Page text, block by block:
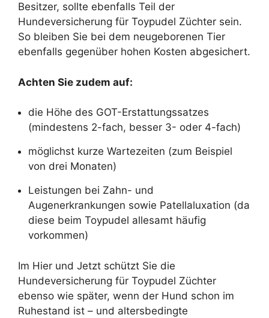
Besitzer, sollte ebenfalls Teil der
Hundeversicherung für Toypudel Züchter sein.
So bleiben Sie bei dem neugeborenen Tier
ebenfalls gegenüber hohen Kosten abgesichert.
Achten Sie zudem auf:
die Höhe des GOT-Erstattungssatzes
(mindestens 2-fach, besser 3- oder 4-fach)
möglichst kurze Wartezeiten (zum Beispiel
von drei Monaten)
Leistungen bei Zahn- und
Augenerkrankungen sowie Patellaluxation (da
diese beim Toypudel allesamt häufig
vorkommen)
Im Hier und Jetzt schützt Sie die
Hundeversicherung für Toypudel Züchter
ebenso wie später, wenn der Hund schon im
Ruhestand ist – und altersbedingte